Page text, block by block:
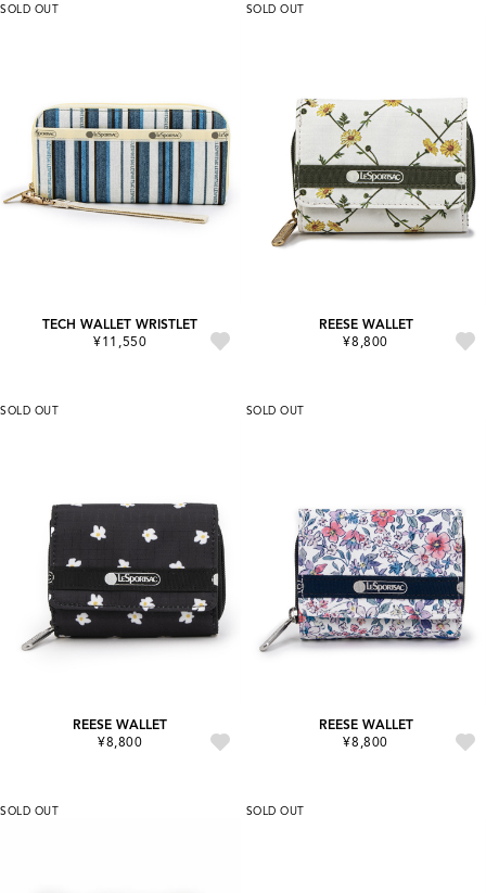
SOLD OUT
TECH WALLET WRISTLET
¥11,550
SOLD OUT
REESE WALLET
¥8,800
SOLD OUT
REESE WALLET
¥8,800
SOLD OUT
REESE WALLET
¥8,800
SOLD OUT SOLD OUT